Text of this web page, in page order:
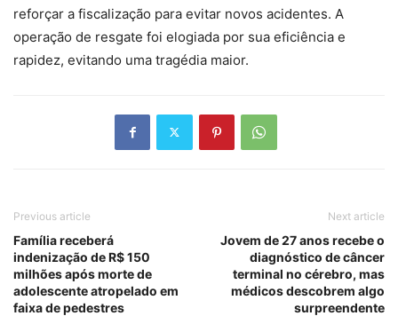
reforçar a fiscalização para evitar novos acidentes. A
operação de resgate foi elogiada por sua eficiência e
rapidez, evitando uma tragédia maior.
Previous article
Família receberá
indenização de R$ 150
milhões após morte de
adolescente atropelado em
faixa de pedestres
Next article
Jovem de 27 anos recebe o
diagnóstico de câncer
terminal no cérebro, mas
médicos descobrem algo
surpreendente